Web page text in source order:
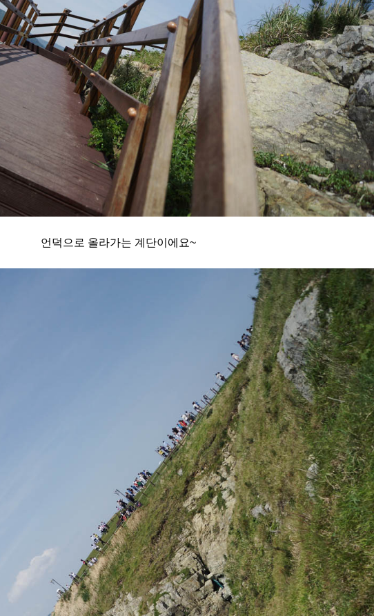
언덕으로 올라가는 계단이에요~